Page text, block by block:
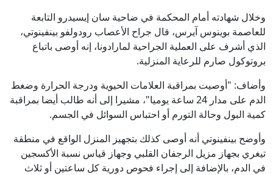
وخلال شهادته أمام المحكمة في ضاحية سان إيسيدرو التابعة
للعاصمة بوينوس آيرس، قال جراح الأعصاب رودولفو بينفينوتي،
الذي أشرف على العملية الجراحية لمارادونا، إنه أوصى باتباع
بروتوكول صارم للرعاية المنزلية.
وأضاف: "أوصيت بمراقبة العلامات الحيوية ودرجة الحرارة وضغط
الدم على مدار 24 ساعة يوميا"، مشيرا إلى أنه طالب أيضا بمراقبة
كمية البول وحالة التورم أو احتباس السوائل في الجسم.
وأوضح بينفينوتي أنه أوصى كذلك بتجهيز المنزل الواقع في منطقة
تيغري بجهاز مزيل الرجفان القلبي وجهاز قياس نسبة الأكسجين
في الدم، بالإضافة إلى إجراء فحوص دورية كل ساعتين أو ثلاث